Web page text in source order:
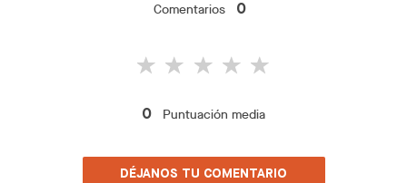
Comentarios 0
0 Puntuación media
DÉJANOS TU COMENTARIO